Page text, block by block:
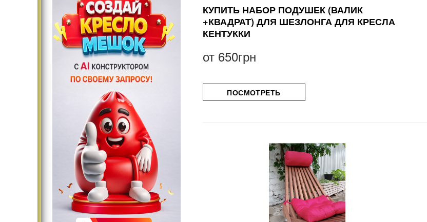
КУПИТЬ НАБОР ПОДУШЕК (ВАЛИК
+КВАДРАТ) ДЛЯ ШЕЗЛОНГА ДЛЯ КРЕСЛА
КЕНТУККИ
от 650грн
ПОСМОТРЕТЬ